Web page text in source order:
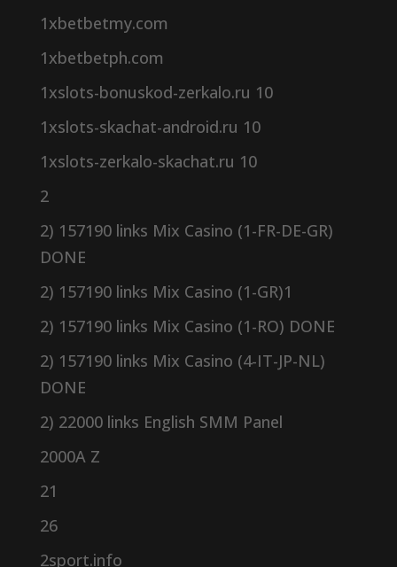
1xbetbetmy.com
1xbetbetph.com
1xslots-bonuskod-zerkalo.ru 10
1xslots-skachat-android.ru 10
1xslots-zerkalo-skachat.ru 10
2
2) 157190 links Mix Casino (1-FR-DE-GR)
DONE
2) 157190 links Mix Casino (1-GR)1
2) 157190 links Mix Casino (1-RO) DONE
2) 157190 links Mix Casino (4-IT-JP-NL)
DONE
2) 22000 links English SMM Panel
2000A Z
21
26
2sport.info